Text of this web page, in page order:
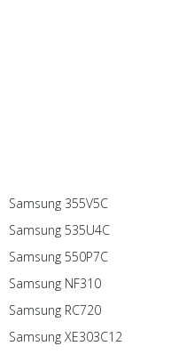
Samsung 355V5C
Samsung 535U4C
Samsung 550P7C
Samsung NF310
Samsung RC720
Samsung XE303C12